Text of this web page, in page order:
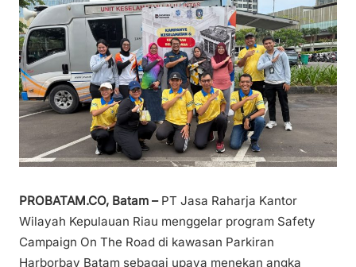
PROBATAM.CO, Batam –PT Jasa Raharja Kantor
Wilayah Kepulauan Riau menggelar program Safety
Campaign On The Road di kawasan Parkiran
Harborbay Batam sebagai upaya menekan angka